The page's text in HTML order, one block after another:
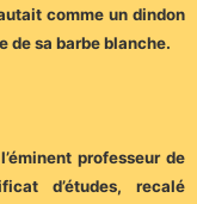
comme un dindon
de sa barbe blanche.
professeur de
d’études, recalé